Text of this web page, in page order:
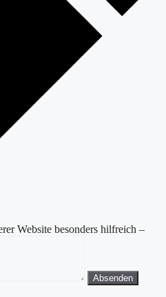
Website besonders hilfreich –
Absenden